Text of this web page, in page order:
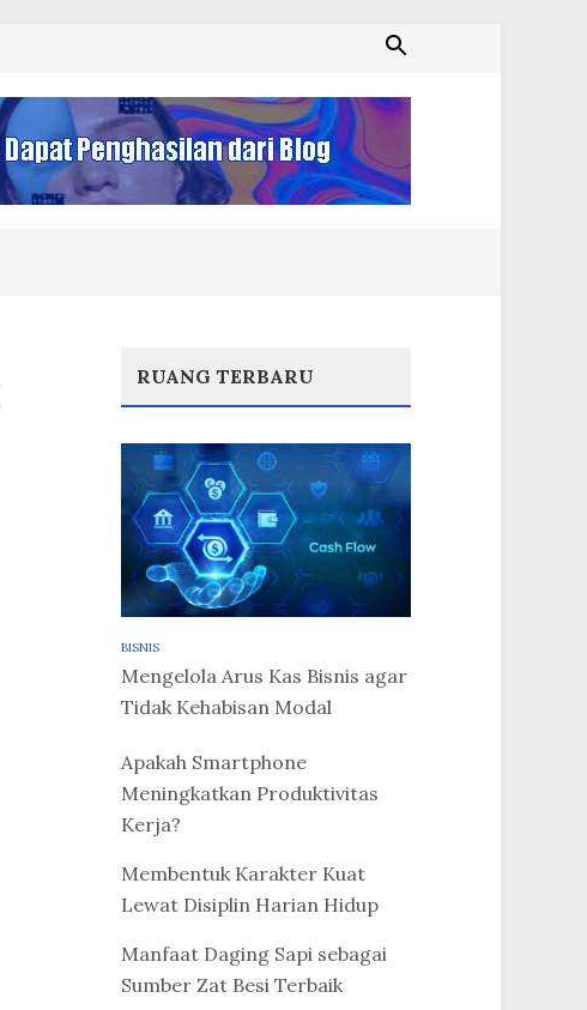
RUANG TERBARU
BISNIS
Mengelola Arus Kas Bisnis agar
Tidak Kehabisan Modal
Apakah Smartphone
Meningkatkan Produktivitas
Kerja?
Membentuk Karakter Kuat
Lewat Disiplin Harian Hidup
Manfaat Daging Sapi sebagai
Sumber Zat Besi Terbaik